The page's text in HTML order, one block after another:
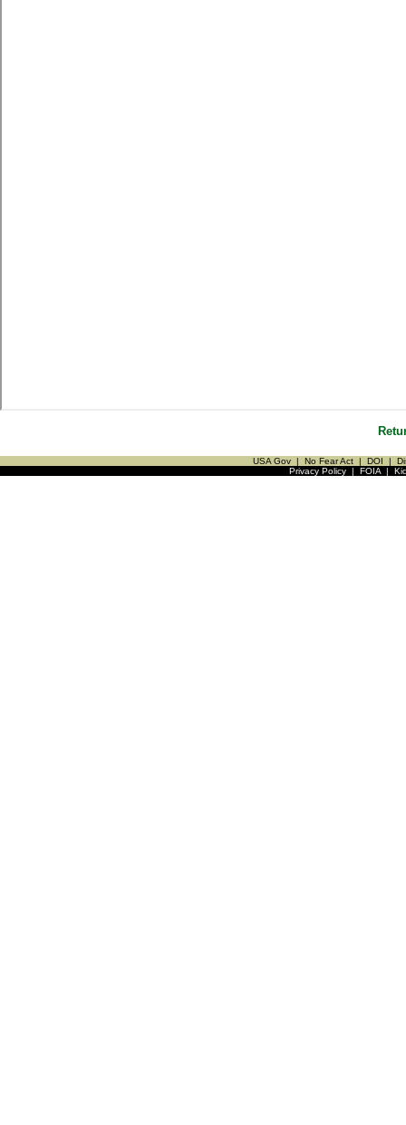
USA Gov | No Fear Act | DOI |
Privacy Policy| FOIA|